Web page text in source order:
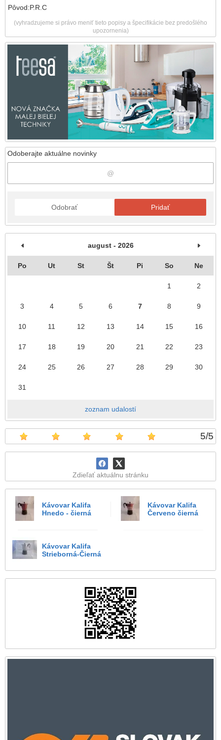
Odoberajte aktuálne novinky
Odobrať Pridať
august - 2026
Po Ut St Št Pi So Ne
1 2
3 4 5 6 7 8 9
10 11 12 13 14 15 16
17 18 19 20 21 22 23
24 25 26 27 28 29 30
31
zoznam udalostí
5/5
Zdieľať aktuálnu stránku
Kávovar Kalifa
Hnedo - čierná
Kávovar Kalifa
Červeno čierná
Kávovar Kalifa
Strieborná-Čierná
Pôvod:P.R.C
(vyhradzujeme si právo meniť tieto popisy a špecifikácie bez predošlého
upozornenia)